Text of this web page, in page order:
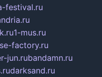
festival.ru
1-mus.ru
factory.ru
jun.rubandamn.ru
darksand.ru